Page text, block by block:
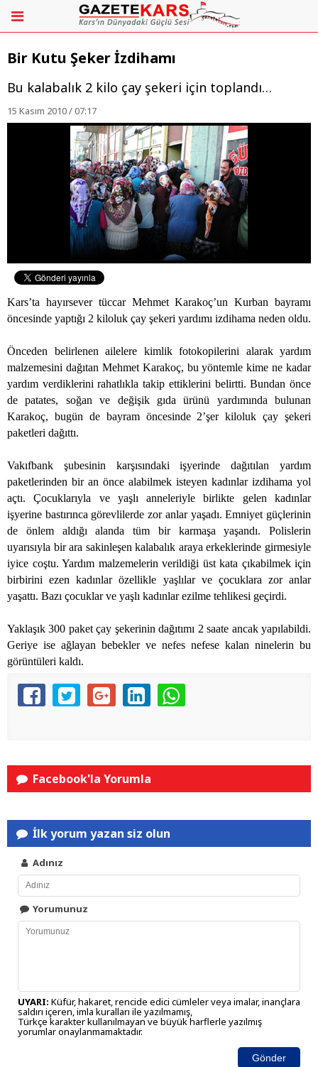
Bir Kutu Şeker İzdihamı‎
Bu kalabalık 2 kilo çay şekeri için toplandı…
15 Kasım 2010 / 07:17
Kars’ta hayırsever tüccar Mehmet Karakoç’un Kurban bayramı
öncesinde yaptığı 2 kiloluk çay şekeri yardımı izdihama neden oldu.
Önceden belirlenen ailelere kimlik fotokopilerini alarak yardım
malzemesini dağıtan Mehmet Karakoç, bu yöntemle kime ne kadar
yardım verdiklerini rahatlıkla takip ettiklerini belirtti. Bundan önce
de patates, soğan ve değişik gıda ürünü yardımında bulunan
Karakoç, bugün de bayram öncesinde 2’şer kiloluk çay şekeri
paketleri dağıttı.
Vakıfbank şubesinin karşısındaki işyerinde dağıtılan yardım
paketlerinden bir an önce alabilmek isteyen kadınlar izdihama yol
açtı. Çocuklarıyla ve yaşlı anneleriyle birlikte gelen kadınlar
işyerine bastırınca görevlilerde zor anlar yaşadı. Emniyet güçlerinin
de önlem aldığı alanda tüm bir karmaşa yaşandı. Polislerin
uyarısıyla bir ara sakinleşen kalabalık araya erkeklerinde girmesiyle
iyice coştu. Yardım malzemelerin verildiği üst kata çıkabilmek için
birbirini ezen kadınlar özellikle yaşlılar ve çocuklara zor anlar
yaşattı. Bazı çocuklar ve yaşlı kadınlar ezilme tehlikesi geçirdi.
Yaklaşık 300 paket çay şekerinin dağıtımı 2 saate ancak yapılabildi.
Geriye ise ağlayan bebekler ve nefes nefese kalan ninelerin bu
görüntüleri kaldı.
Facebook'la Yorumla
İlk yorum yazan siz olun
Adınız
Yorumunuz
UYARI: Küfür, hakaret, rencide edici cümleler veya imalar, inançlara
saldırı içeren, imla kuralları ile yazılmamış,
Türkçe karakter kullanılmayan ve büyük harflerle yazılmış
yorumlar onaylanmamaktadır.
Gönder